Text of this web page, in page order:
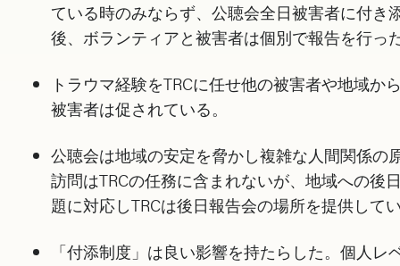
ている時のみならず、公聴会全日被害者に付き
後、ボランティアと被害者は個別で報告を行っ
トラウマ経験をTRCに任せ他の被害者や地域か
被害者は促されている。
公聴会は地域の安定を脅かし複雑な人間関係の
訪問はTRCの任務に含まれないが、地域への後
題に対応しTRCは後日報告会の場所を提供して
「付添制度」は良い影響を持たらした。個人レ